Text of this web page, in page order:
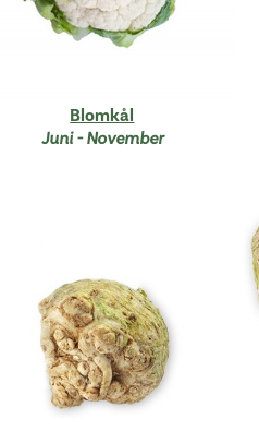
Blomkål
Juni - November